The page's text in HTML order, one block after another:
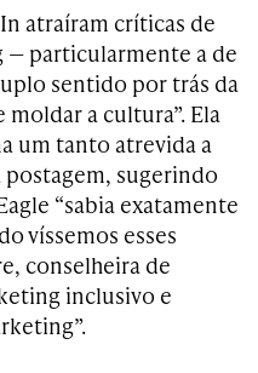
atraíram críticas de
— particularmente a de
sentido por trás da
moldar a cultura”. Ela
um tanto atrevida a
postagem, sugerindo
“sabia exatamente
víssemos esses
conselheira de
inclusivo e